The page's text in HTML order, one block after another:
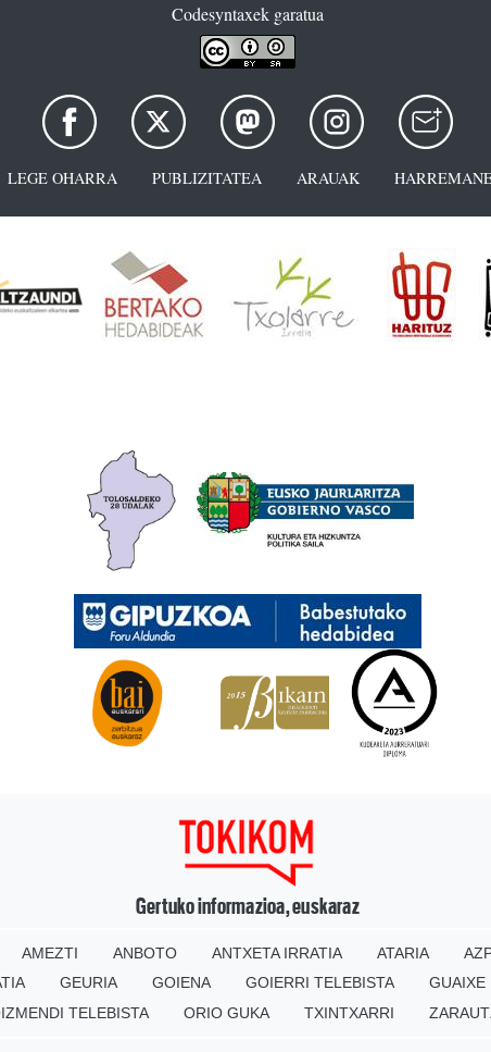
Codesyntaxek garatua
LEGE OHARRA PUBLIZITATEA ARAUAK
Gertuko informazioa, euskaraz
AMEZTI ANBOTO ANTXETA IRRATIA ATARIA
GEURIA GOIENA GOIERRI TELEBISTA
GUAIXE
TELEBISTA ORIO GUKA TXINTXARRI